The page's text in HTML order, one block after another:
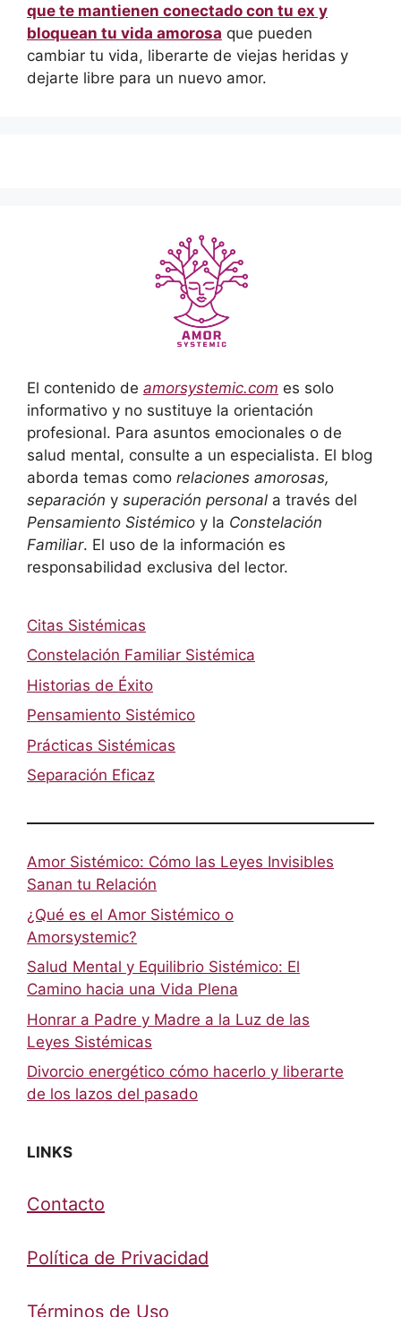
que te mantienen conectado con tu ex y
bloquean tu vida amorosa que pueden
cambiar tu vida, liberarte de viejas heridas y
dejarte libre para un nuevo amor.
El contenido de amorsystemic.com es solo
informativo y no sustituye la orientación
profesional. Para asuntos emocionales o de
salud mental, consulte a un especialista. El blog
aborda temas como relaciones amorosas,
separación y superación personal a través del
Pensamiento Sistémico y la Constelación
Familiar. El uso de la información es
responsabilidad exclusiva del lector.
Citas Sistémicas
Constelación Familiar Sistémica
Historias de Éxito
Pensamiento Sistémico
Prácticas Sistémicas
Separación Eficaz
Amor Sistémico: Cómo las Leyes Invisibles
Sanan tu Relación
¿Qué es el Amor Sistémico o
Amorsystemic?
Salud Mental y Equilibrio Sistémico: El
Camino hacia una Vida Plena
Honrar a Padre y Madre a la Luz de las
Leyes Sistémicas
Divorcio energético cómo hacerlo y liberarte
de los lazos del pasado
LINKS
Contacto
Política de Privacidad
Términos de Uso